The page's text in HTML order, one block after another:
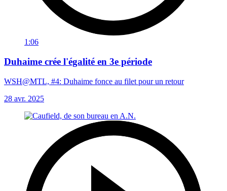
1:06
Duhaime crée l'égalité en 3e période
WSH@MTL, #4: Duhaime fonce au filet pour un retour
28 avr. 2025